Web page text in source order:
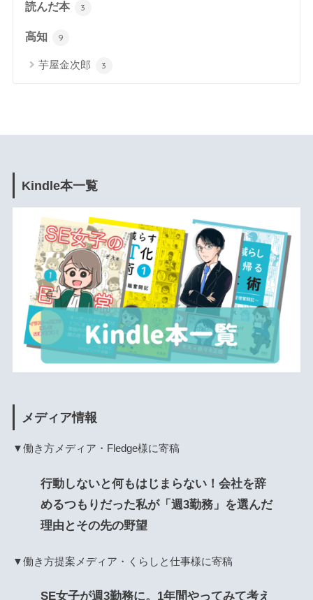
読んだ本 3
高知 9
芋屋金次郎 3
Kindle本一覧
メディア情報
▼働き方メディア・Fledge様に寄稿
行動しないと何もはじまらない！会社を辞
めるつもりだった私が「週3勤務」を選んだ
理由とその先の野望
▼働き方提案メディア・くらしと仕事様に寄稿
SE女子が週3勤務に。1年間やってみて考え